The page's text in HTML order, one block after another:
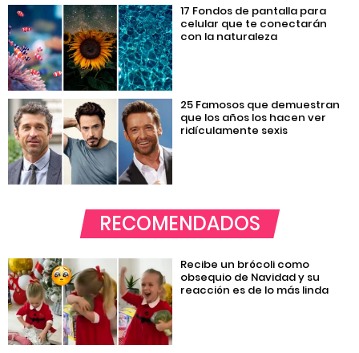
17 Fondos de pantalla para
celular que te conectarán
con la naturaleza
25 Famosos que demuestran
que los años los hacen ver
ridículamente sexis
RECOMENDADOS
Recibe un brócoli como
obsequio de Navidad y su
reacción es de lo más linda